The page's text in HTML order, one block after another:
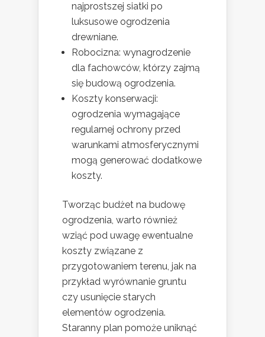
najprostszej siatki po
luksusowe ogrodzenia
drewniane.
Robocizna: wynagrodzenie
dla fachowców, którzy zajmą
się budową ogrodzenia.
Koszty konserwacji:
ogrodzenia wymagające
regularnej ochrony przed
warunkami atmosferycznymi
mogą generować dodatkowe
koszty.
Tworząc budżet na budowę
ogrodzenia, warto również
wziąć pod uwagę ewentualne
koszty związane z
przygotowaniem terenu, jak na
przykład wyrównanie gruntu
czy usunięcie starych
elementów ogrodzenia.
Staranny plan pomoże uniknąć